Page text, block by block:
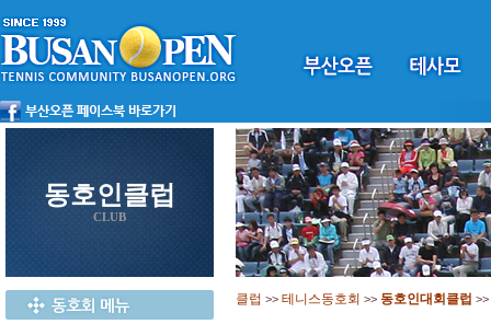
동호인클럽
CLUB
클럽 >> 테니스동호회 >> 동호인대회클럽 >>